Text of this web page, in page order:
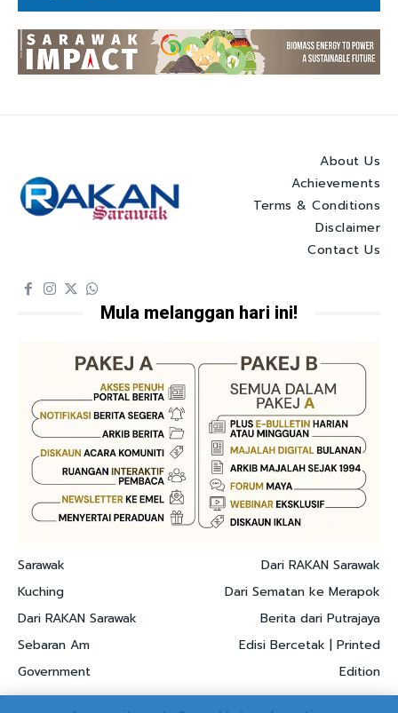
About Us
Achievements
Terms & Conditions
Disclaimer
Contact Us
Mula melanggan hari ini!
Sarawak
Kuching
Dari RAKAN Sarawak
Sebaran Am
Government
Dari RAKAN Sarawak
Dari Sematan ke Merapok
Berita dari Putrajaya
Edisi Bercetak | Printed
Edition